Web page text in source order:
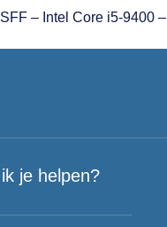
– Intel Core i5-9400
je helpen?